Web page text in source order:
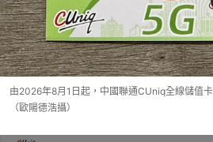
由2026年8月1日起，中國聯通CUniq全線儲值
（歐陽德浩攝）